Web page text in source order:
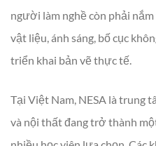
người làm nghề còn phải
vật liệu, ánh sáng, bố cục
triển khai bản vẽ thực tế.
Tại Việt Nam, NESA là trung
và nội thất đang trở thành